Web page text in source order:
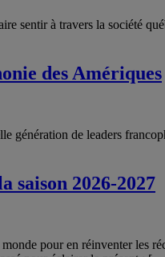
sentir à travers la société
des Amériques
génération de leaders
saison 2026-2027
pour en réinventer les